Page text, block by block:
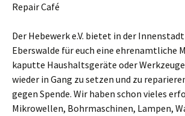
Repair Café
Der Hebewerk e.V. bietet in der
Eberswalde für euch eine ehrenamtliche
kaputte Haushaltsgeräte oder
wieder in Gang zu setzen und zu
gegen Spende. Wir haben schon vieles
Mikrowellen, Bohrmaschinen, Lampen,